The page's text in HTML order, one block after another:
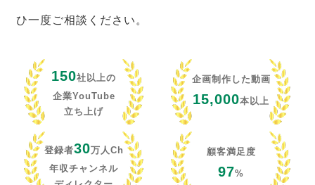
ひ一度ご相談ください。
150社以上の
企業YouTube
立ち上げ
企画制作した動画
15,000本以上
登録者30万人Ch
年収チャンネル
顧客満足度
97%